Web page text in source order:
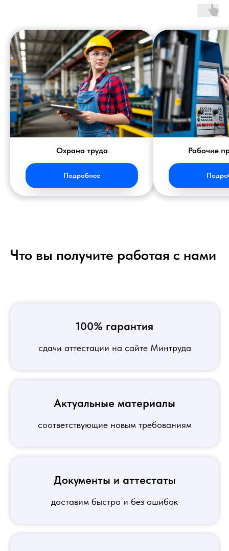
Охрана труда
Подробнее
Рабочие
Что вы получите работая с нами
100% гарантия
сдачи аттестации на сайте Минтруда
Актуальные материалы
соответствующие новым требованиям
Документы и аттестаты
доставим быстро и без ошибок